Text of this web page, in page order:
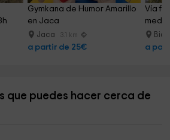
Gymkana de Humor Amarillo
en Jaca
Jaca 3.1 km
a partir de 25€
Vía
a
que puedes hacer cerca de